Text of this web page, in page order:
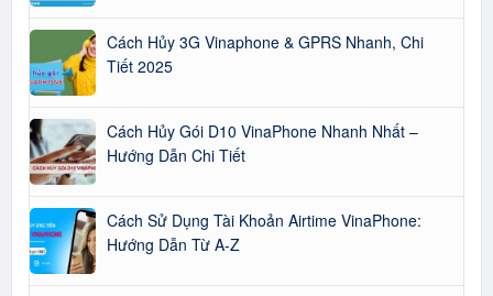
Cách Hủy 3G Vinaphone & GPRS Nhanh, Chi
Tiết 2025
Cách Hủy Gói D10 VinaPhone Nhanh Nhất –
Hướng Dẫn Chi Tiết
Cách Sử Dụng Tài Khoản Airtime VinaPhone:
Hướng Dẫn Từ A-Z